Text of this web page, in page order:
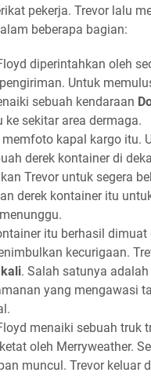
pekerja. Trevor lalu
beberapa bagian:
diperintahkan oleh
Untuk
sebuah kendaraan
ke sekitar area dermaga.
kapal kargo itu.
derek kontainer di
Trevor untuk segera
derek kontainer itu
itu berhasil
kecurigaan.
. Salah satunya
yang mengawasi
menaiki sebuah truk
oleh Merryweather.
muncul. Trevor keluar